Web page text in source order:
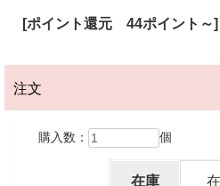
[ポイント還元 44ポイント～]
注文
購入数： 個
在庫